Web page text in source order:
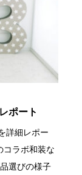
ポート
詳細レポー
コラボ和装な
選びの様子